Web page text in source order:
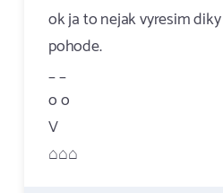
ok ja to nejak vyresim
pohode.
_ _
o o
V
⌂⌂⌂